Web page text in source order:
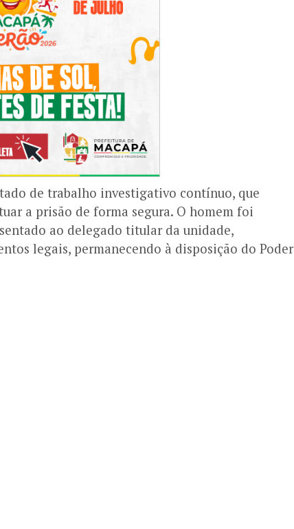
de trabalho investigativo contínuo, que
a prisão de forma segura. O homem foi
ao delegado titular da unidade,
legais, permanecendo à disposição do Poder